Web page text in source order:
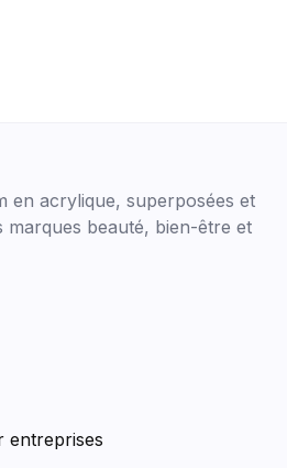
en acrylique, superposées et
marques beauté, bien-être et
entreprises